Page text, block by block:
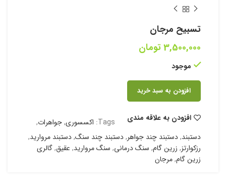
تسبیح مرجان
3,500,000تومان
موجود
افزودن به سبد خرید
افزودن به علاقه مندی Tags: اکسسوری,جواهرات,
دستبند,دستبند چند جواهر,دستبند چند سنگ,دستبند مروارید,
رزکوارتز, زرین گام, سنگ درمانی, سنگ مروارید, عقیق,گالری
زرین گام,مرجان